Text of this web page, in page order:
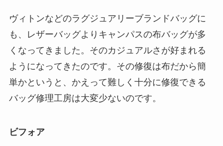
ヴィトンなどのラグジュアリーブランドバッグに
も、レザーバッグよりキャンパスの布バッグが多
くなってきました。そのカジュアルさが好まれる
ようになってきたのです。その修復は布だから簡
単かというと、かえって難しく十分に修復できる
バッグ修理工房は大変少ないのです。
ビフォア